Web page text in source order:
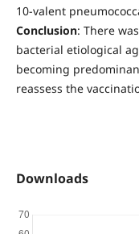
10-valent
Conclusion: There
bacterial etiological
becoming
reassess the
Downloads